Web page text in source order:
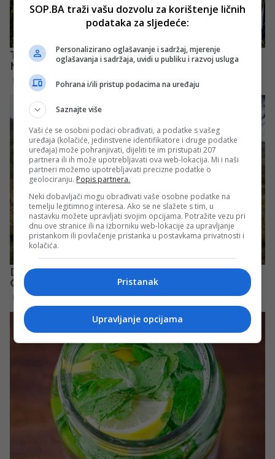
SOP.BA traži vašu dozvolu za korištenje ličnih
podataka za sljedeće:
Personalizirano oglašavanje i sadržaj, mjerenje
oglašavanja i sadržaja, uvidi u publiku i razvoj usluga
Pohrana i/ili pristup podacima na uređaju
Saznajte više
Vaši će se osobni podaci obrađivati, a podatke s vašeg
uređaja (kolačiće, jedinstvene identifikatore i druge podatke
uređaja) može pohranjivati, dijeliti te im pristupati 207
partnera ili ih može upotrebljavati ova web-lokacija. Mi i naši
partneri možemo upotrebljavati precizne podatke o
geolociranju. Popis partnera.
Neki dobavljači mogu obrađivati vaše osobne podatke na
temelju legitimnog interesa. Ako se ne slažete s tim, u
nastavku možete upravljati svojim opcijama. Potražite vezu pri
dnu ove stranice ili na izborniku web-lokacije za upravljanje
pristankom ili povlačenje pristanka u postavkama privatnosti i
kolačića.
Pristanak
Upravljanje opcijama